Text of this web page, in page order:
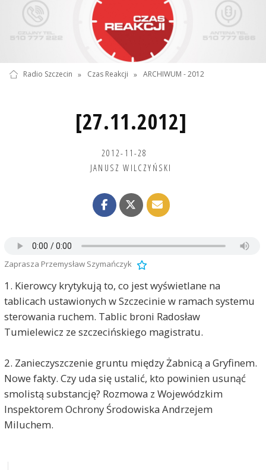
Radio Szczecin » Czas Reakcji » ARCHIWUM - 2012
[27.11.2012]
2012-11-28
JANUSZ WILCZYŃSKI
Zaprasza Przemysław Szymańczyk
1. Kierowcy krytykują to, co jest wyświetlane na
tablicach ustawionych w Szczecinie w ramach systemu
sterowania ruchem. Tablic broni Radosław
Tumielewicz ze szczecińskiego magistratu.
2. Zanieczyszczenie gruntu między Żabnicą a Gryfinem.
Nowe fakty. Czy uda się ustalić, kto powinien usunąć
smolistą substancję? Rozmowa z Wojewódzkim
Inspektorem Ochrony Środowiska Andrzejem
Miluchem.